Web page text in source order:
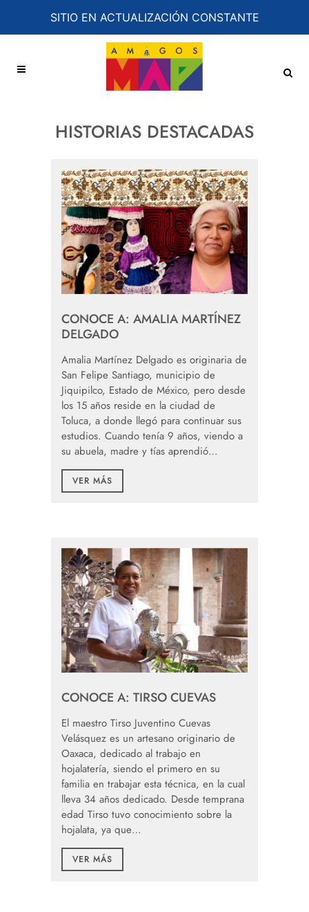
SITIO EN ACTUALIZACIÓN CONSTANTE
HISTORIAS DESTACADAS
CONOCE A: AMALIA MARTÍNEZ
DELGADO
Amalia Martínez Delgado es originaria de
San Felipe Santiago, municipio de
Jiquipilco, Estado de México, pero desde
los 15 años reside en la ciudad de
Toluca, a donde llegó para continuar sus
estudios. Cuando tenía 9 años, viendo a
su abuela, madre y tías aprendió…
VER MÁS
CONOCE A: TIRSO CUEVAS
El maestro Tirso Juventino Cuevas
Velásquez es un artesano originario de
Oaxaca, dedicado al trabajo en
hojalatería, siendo el primero en su
familia en trabajar esta técnica, en la cual
lleva 34 años dedicado. Desde temprana
edad Tirso tuvo conocimiento sobre la
hojalata, ya que…
VER MÁS